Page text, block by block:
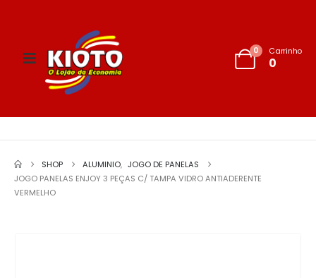
0 Carrinho
0
SHOP ALUMINIO, JOGO DE PANELAS
JOGO PANELAS ENJOY 3 PEÇAS C/ TAMPA VIDRO ANTIADERENTE
VERMELHO